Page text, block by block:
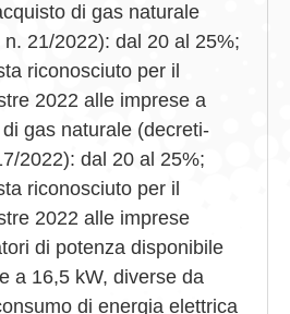
di gas naturale
21/2022): dal 20 al 25%;
riconosciuto per il
2022 alle imprese a
gas naturale (decreti-
2022): dal 20 al 25%;
riconosciuto per il
2022 alle imprese
di potenza disponibile
a 16,5 kW, diverse da
di energia elettrica